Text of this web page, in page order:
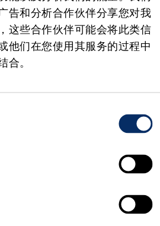
告和分析合作伙伴分享您对我
这些合作伙伴可能会将此类信
他们在您使用其服务的过程中
合。
HALCON 无缝集成到 Averna 自
极高的精度对图像进行分析。
分析技术，对图像中光影组合
域进行评估。该技术能够从具
势在于极高的处理速度：在极
，并检测出可能存在的异常。
送往贴标工序。借助高速数字
够即时传输至控制系统，实现
电池检测的高速进